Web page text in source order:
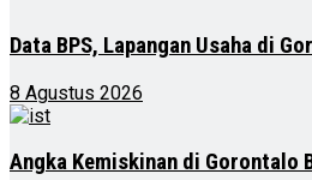
Data BPS, Lapangan Usaha di
8 Agustus 2026
Angka Kemiskinan di Gorontalo